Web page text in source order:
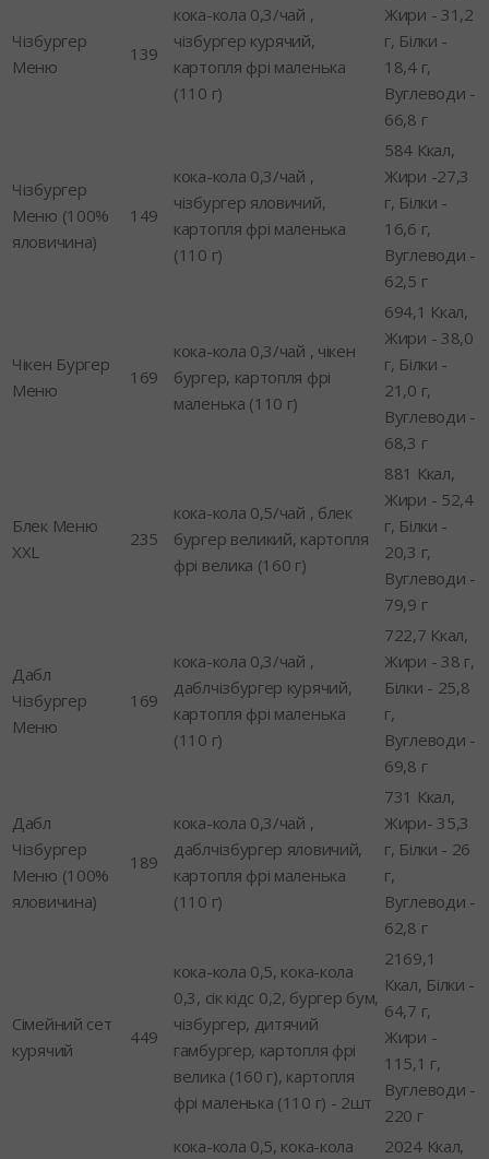
Чізбургер
Меню
139
кока-кола 0,3/чай ,
чізбургер курячий,
картопля фрі маленька
(110 г)
Жири - 31,2
г, Білки -
18,4 г,
Вуглеводи -
66,8 г
Чізбургер
Меню (100%
яловичина)
149
кока-кола 0,3/чай ,
чізбургер яловичий,
картопля фрі маленька
(110 г)
584 Ккал,
Жири -27,3
г, Білки -
16,6 г,
Вуглеводи -
62,5 г
Чікен Бургер
Меню
169
кока-кола 0,3/чай , чікен
бургер, картопля фрі
маленька (110 г)
694,1 Ккал,
Жири - 38,0
г, Білки -
21,0 г,
Вуглеводи -
68,3 г
Блек Меню
XXL
235
кока-кола 0,5/чай , блек
бургер великий, картопля
фрі велика (160 г)
881 Ккал,
Жири - 52,4
г, Білки -
20,3 г,
Вуглеводи -
79,9 г
Дабл
Чізбургер
Меню
169
кока-кола 0,3/чай ,
даблчізбургер курячий,
картопля фрі маленька
(110 г)
722,7 Ккал,
Жири - 38 г,
Білки - 25,8
г,
Вуглеводи -
69,8 г
Дабл
Чізбургер
Меню (100%
яловичина)
189
кока-кола 0,3/чай ,
даблчізбургер яловичий,
картопля фрі маленька
(110 г)
731 Ккал,
Жири- 35,3
г, Білки - 26
г,
Вуглеводи -
62,8 г
Сімейний сет
курячий
449
кока-кола 0,5, кока-кола
0,3, сік кідс 0,2, бургер бум,
чізбургер, дитячий
гамбургер, картопля фрі
велика (160 г), картопля
фрі маленька (110 г) - 2шт
2169,1
Ккал, Білки -
64,7 г,
Жири -
115,1 г,
Вуглеводи -
220 г
кока-кола 0,5, кока-кола
2024 Ккал,